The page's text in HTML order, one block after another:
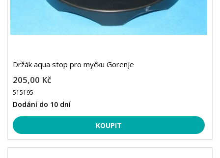
Držák aqua stop pro myčku Gorenje
205,00 Kč
515195
Dodání do 10 dní